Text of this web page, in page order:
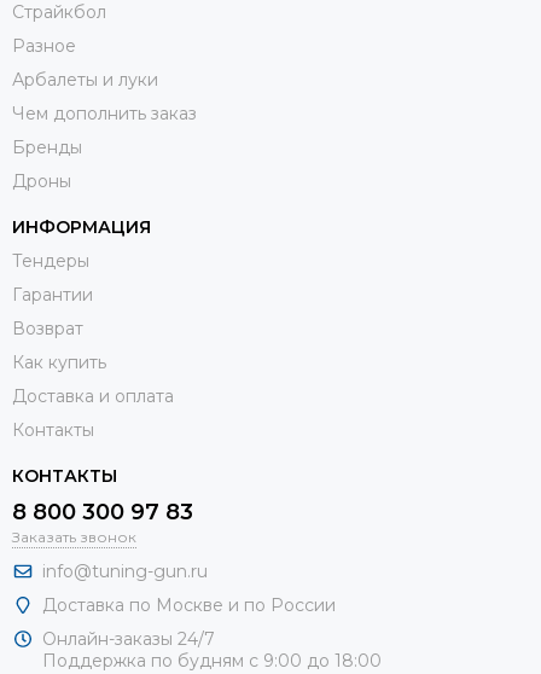
Страйкбол
Разное
Арбалеты и луки
Чем дополнить заказ
Бренды
Дроны
ИНФОРМАЦИЯ
Тендеры
Гарантии
Возврат
Как купить
Доставка и оплата
Контакты
КОНТАКТЫ
8 800 300 97 83
Заказать звонок
info@tuning-gun.ru
Доставка по Москве и по России
Онлайн-заказы 24/7
Поддержка по будням с 9:00 до 18:00